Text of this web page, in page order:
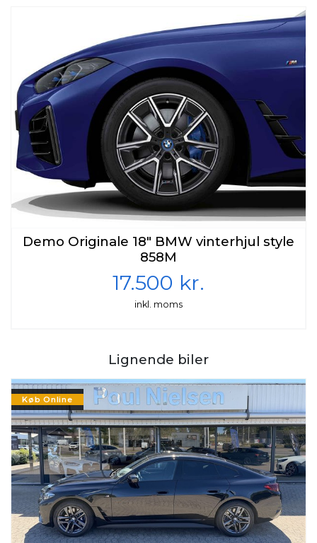
Demo Originale 18" BMW vinterhjul style
858M
17.500 kr.
inkl. moms
Lignende biler
Køb Online